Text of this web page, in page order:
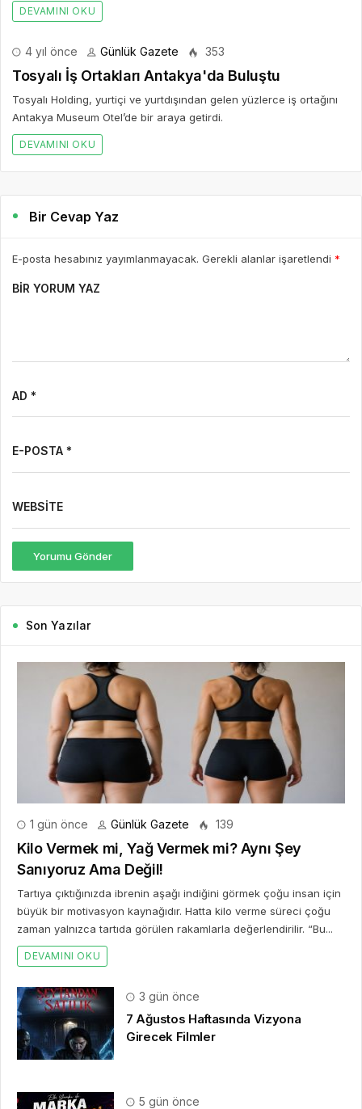
DEVAMINI OKU
4 yıl önce Günlük Gazete 353
Tosyalı İş Ortakları Antakya'da Buluştu
Tosyalı Holding, yurtiçi ve yurtdışından gelen yüzlerce iş ortağını
Antakya Museum Otel’de bir araya getirdi.
DEVAMINI OKU
Bir Cevap Yaz
E-posta hesabınız yayımlanmayacak. Gerekli alanlar işaretlendi *
BIR YORUM YAZ
AD *
E-POSTA *
WEBSITE
Yorumu Gönder
Son Yazılar
1 gün önce Günlük Gazete 139
Kilo Vermek mi, Yağ Vermek mi? Aynı Şey
Sanıyoruz Ama Değil!
Tartıya çıktığınızda ibrenin aşağı indiğini görmek çoğu insan için
büyük bir motivasyon kaynağıdır. Hatta kilo verme süreci çoğu
zaman yalnızca tartıda görülen rakamlarla değerlendirilir. “Bu...
DEVAMINI OKU
3 gün önce
7 Ağustos Haftasında Vizyona
Girecek Filmler
5 gün önce